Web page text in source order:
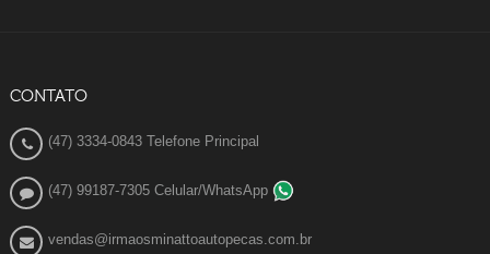
CONTATO
(47) 3334-0843 Telefone Principal
(47) 99187-7305 Celular/WhatsApp
vendas@irmaosminattoautopecas.com.br